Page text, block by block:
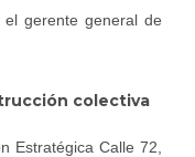
el gerente general de
colectiva
Estratégica Calle 72,